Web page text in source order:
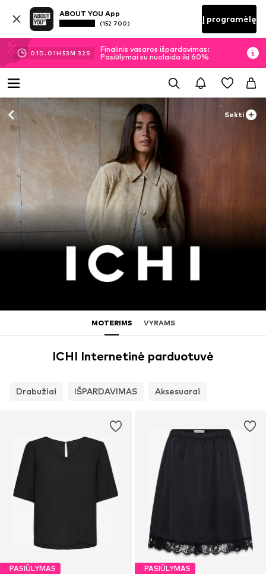
ABOUT YOU App
(152 700) Į programėlę
01D. 01H 53M 30 S
Finalinis vasaros išpardavimas:
Pasiūlymai su nuolaida iki 60%
Sekti
MOTERIMS VYRAMS
ICHI Internetinė parduotuvė
Drabužiai IŠPARDAVIMAS Aksesuarai
PASIŪLYMAS PASIŪLYMAS